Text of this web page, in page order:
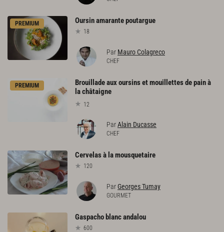
PREMIUM Oursinamarantepoutargue
18
Par Mauro Colagreco
CHEF
PREMIUM
Brouillade aux oursins et mouillettes de pain à
la châtaigne
12
ParAlain Ducasse
CHEF
Cervelasà lamousquetaire
120
ParGeorges Tumay
GOURMET
Gaspacho blancandalou
600